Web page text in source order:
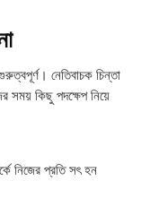
নেতিবাচক চিন্তা
সময় কিছু পদক্ষেপ নিয়ে
নিজের প্রতি সৎ হন